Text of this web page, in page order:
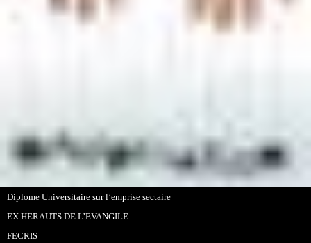
Diplome Universitaire sur l’emprise sectaire
EX HERAUTS DE L’EVANGILE
FECRIS